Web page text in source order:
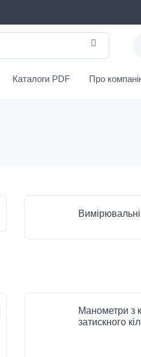
Каталоги PDF Про
Манометри з
затискного